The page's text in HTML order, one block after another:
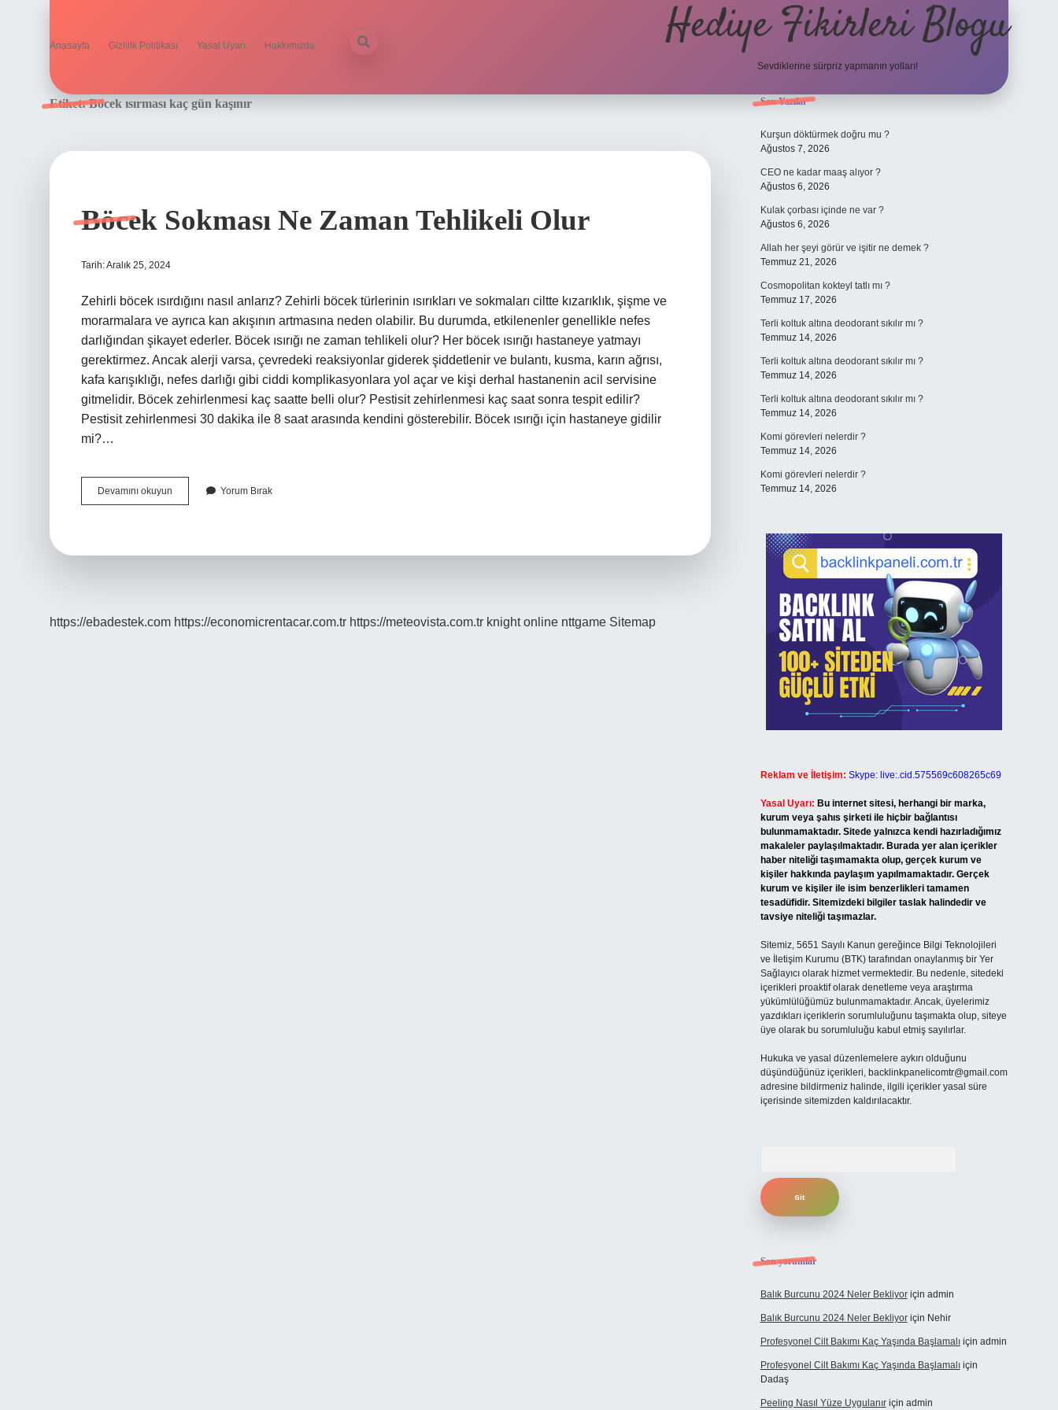
Anasayfa Gizlilik Politikası Yasal Uyarı Hakkımızda Hediye Fikirleri Blogu
Sevdiklerine sürpriz yapmanın yolları!
Etiket:Böcek ısırması kaç gün kaşınır
Böcek Sokması Ne Zaman Tehlikeli Olur
Tarih: Aralık 25, 2024
Zehirli böcek ısırdığını nasıl anlarız? Zehirli böcek türlerinin ısırıkları ve sokmaları ciltte kızarıklık, şişme ve
morarmalara ve ayrıca kan akışının artmasına neden olabilir. Bu durumda, etkilenenler genellikle nefes
darlığından şikayet ederler. Böcek ısırığı ne zaman tehlikeli olur? Her böcek ısırığı hastaneye yatmayı
gerektirmez. Ancak alerji varsa, çevredeki reaksiyonlar giderek şiddetlenir ve bulantı, kusma, karın ağrısı,
kafa karışıklığı, nefes darlığı gibi ciddi komplikasyonlara yol açar ve kişi derhal hastanenin acil servisine
gitmelidir. Böcek zehirlenmesi kaç saatte belli olur? Pestisit zehirlenmesi kaç saat sonra tespit edilir?
Pestisit zehirlenmesi 30 dakika ile 8 saat arasında kendini gösterebilir. Böcek ısırığı için hastaneye gidilir
mi?…
Devamını okuyun
Sokması
Yorum Bırak
https://ebadestek.com https://economicrentacar.com.tr https://meteovista.com.tr knight online nttgame Sitemap
Sidebar
Son Yazılar
Kurşun döktürmek doğru mu ?
Ağustos 7, 2026
CEO ne kadar maaş alıyor ?
Ağustos 6, 2026
Kulak çorbası içinde ne var ?
Ağustos 6, 2026
Allah her şeyi görür ve işitir ne demek ?
Temmuz 21, 2026
Cosmopolitan kokteyl tatlı mı ?
Temmuz 17, 2026
Terli koltuk altına deodorant sıkılır mı ?
Temmuz 14, 2026
Terli koltuk altına deodorant sıkılır mı ?
Temmuz 14, 2026
Terli koltuk altına deodorant sıkılır mı ?
Temmuz 14, 2026
Komi görevleri nelerdir ?
Temmuz 14, 2026
Komi görevleri nelerdir ?
Temmuz 14, 2026
Reklam ve İletişim: Skype: live:.cid.575569c608265c69
Yasal Uyarı: Bu internet sitesi, herhangi bir marka,
kurum veya şahıs şirketi ile hiçbir bağlantısı
bulunmamaktadır. Sitede yalnızca kendi hazırladığımız
makaleler paylaşılmaktadır. Burada yer alan içerikler
haber niteliği taşımamakta olup, gerçek kurum ve
kişiler hakkında paylaşım yapılmamaktadır. Gerçek
kurum ve kişiler ile isim benzerlikleri tamamen
tesadüfidir. Sitemizdeki bilgiler taslak halindedir ve
tavsiye niteliği taşımazlar.
Sitemiz, 5651 Sayılı Kanun gereğince Bilgi Teknolojileri
ve İletişim Kurumu (BTK) tarafından onaylanmış bir Yer
Sağlayıcı olarak hizmet vermektedir. Bu nedenle, sitedeki
içerikleri proaktif olarak denetleme veya araştırma
yükümlülüğümüz bulunmamaktadır. Ancak, üyelerimiz
yazdıkları içeriklerin sorumluluğunu taşımakta olup, siteye
üye olarak bu sorumluluğu kabul etmiş sayılırlar.
Hukuka ve yasal düzenlemelere aykırı olduğunu
düşündüğünüz içerikleri, backlinkpanelicomtr@gmail.com
adresine bildirmeniz halinde, ilgili içerikler yasal süre
içerisinde sitemizden kaldırılacaktır.
Son yorumlar
Balık Burcunu 2024 Neler Bekliyoriçin admin
Balık Burcunu 2024 Neler Bekliyoriçin Nehir
Profesyonel Cilt Bakımı Kaç Yaşında Başlamalıiçin admin
Profesyonel Cilt Bakımı Kaç Yaşında Başlamalıiçin
Dadaş
Peeling Nasıl Yüze Uygulanıriçin admin